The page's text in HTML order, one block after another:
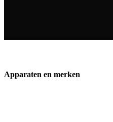
Apparaten en merken